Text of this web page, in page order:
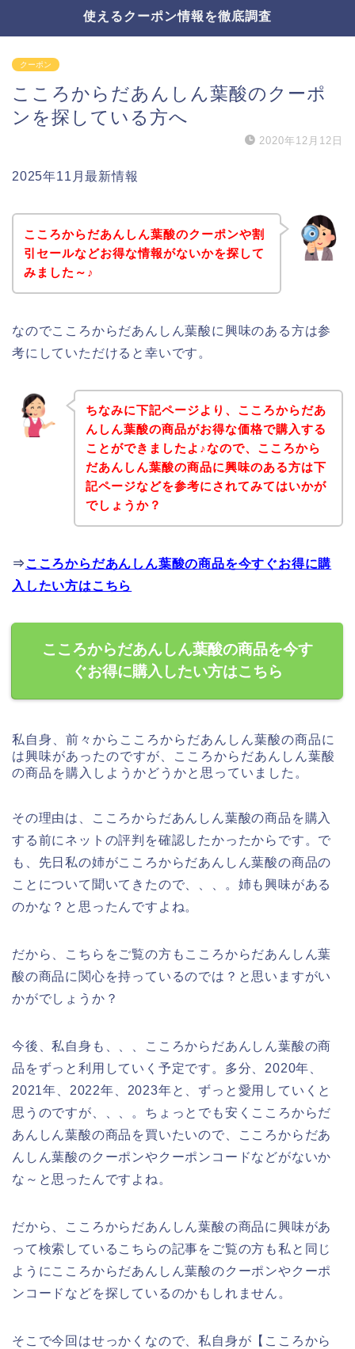
使えるクーポン情報を徹底調査
クーポン
こころからだあんしん葉酸のクーポ
ンを探している方へ
2020年12月12日
2025年11月最新情報
こころからだあんしん葉酸のクーポンや割
引セールなどお得な情報がないかを探して
みました～♪
なのでこころからだあんしん葉酸に興味のある方は参
考にしていただけると幸いです。
ちなみに下記ページより、こころからだあ
んしん葉酸の商品がお得な価格で購入する
ことができましたよ♪なので、こころから
だあんしん葉酸の商品に興味のある方は下
記ページなどを参考にされてみてはいかが
でしょうか？
⇒ こころからだあんしん葉酸の商品を今すぐお得に購
入したい方はこちら
こころからだあんしん葉酸の商品を今す
ぐお得に購入したい方はこちら
私自身、前々からこころからだあんしん葉酸の商品に
は興味があったのですが、こころからだあんしん葉酸
の商品を購入しようかどうかと思っていました。
その理由は、こころからだあんしん葉酸の商品を購入
する前にネットの評判を確認したかったからです。で
も、先日私の姉がこころからだあんしん葉酸の商品の
ことについて聞いてきたので、、、。姉も興味がある
のかな？と思ったんですよね。
だから、こちらをご覧の方もこころからだあんしん葉
酸の商品に関心を持っているのでは？と思いますがい
かがでしょうか？
今後、私自身も、、、こころからだあんしん葉酸の商
品をずっと利用していく予定です。多分、2020年、
2021年、2022年、2023年と、ずっと愛用していくと
思うのですが、、、。ちょっとでも安くこころからだ
あんしん葉酸の商品を買いたいので、こころからだあ
んしん葉酸のクーポンやクーポンコードなどがないか
な～と思ったんですよね。
だから、こころからだあんしん葉酸の商品に興味があ
って検索しているこちらの記事をご覧の方も私と同じ
ようにこころからだあんしん葉酸のクーポンやクーポ
ンコードなどを探しているのかもしれません。
そこで今回はせっかくなので、私自身が【こころから